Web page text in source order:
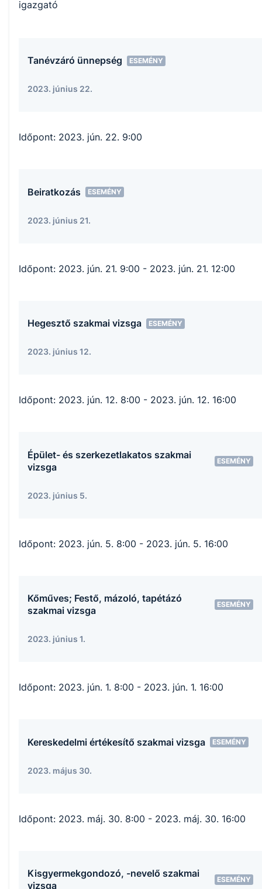
igazgató
Tanévzáró ünnepség ESEMÉNY
2023. június 22.
Időpont: 2023. jún. 22. 9:00
Beiratkozás ESEMÉNY
2023. június 21.
Időpont: 2023. jún. 21. 9:00 - 2023. jún. 21. 12:00
Hegesztő szakmai vizsga ESEMÉNY
2023. június 12.
Időpont: 2023. jún. 12. 8:00 - 2023. jún. 12. 16:00
Épület- és szerkezetlakatos szakmai
vizsga
ESEMÉNY
2023. június 5.
Időpont: 2023. jún. 5. 8:00 - 2023. jún. 5. 16:00
Kőműves; Festő, mázoló, tapétázó
szakmai vizsga
ESEMÉNY
2023. június 1.
Időpont: 2023. jún. 1. 8:00 - 2023. jún. 1. 16:00
Kereskedelmi értékesítő szakmai vizsga ESEMÉNY
2023. május 30.
Időpont: 2023. máj. 30. 8:00 - 2023. máj. 30. 16:00
Kisgyermekgondozó, -nevelő szakmai
vizsga
ESEMÉNY